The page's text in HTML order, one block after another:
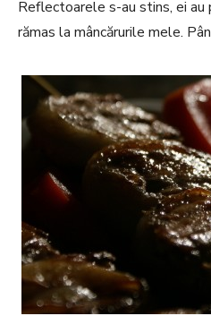
Reflectoarele s-au stins, ei
rămas la mâncărurile mele.